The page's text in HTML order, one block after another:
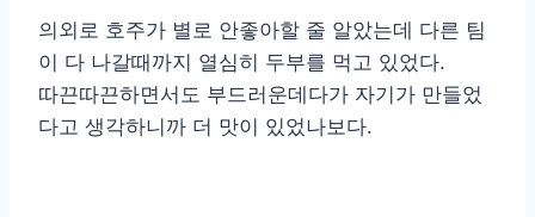
의외로 호주가 별로 안좋아할 줄 알았는데 다른 팀
이 다 나갈때까지 열심히 두부를 먹고 있었다.
따끈따끈하면서도 부드러운데다가 자기가 만들었
다고 생각하니까 더 맛이 있었나보다.